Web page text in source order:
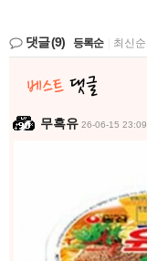
댓글(9) 등록순 최신순
무흑유 26-06-15 23:09